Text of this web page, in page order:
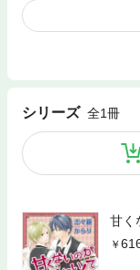
シリーズ 全1冊
甘く